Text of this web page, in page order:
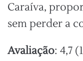
Caraíva,
sem perder a
Avaliação: 4,7